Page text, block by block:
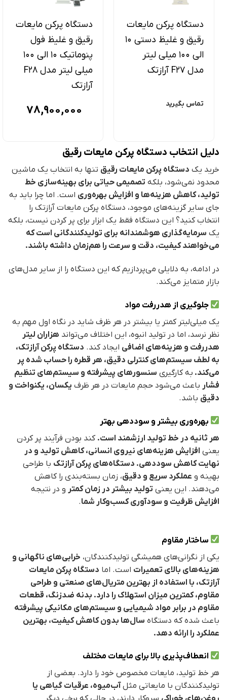
دستگاه پرکن مایعات
رقیق و غلیظ دستی 10
الی 100 میلی لیتر
مدل F27 آرازتک
تماس بگیرید
دستگاه پرکن مایعات
رقیق و غلیظ فول
پنوماتیک 10 الی 100
میلی لیتر مدل F28
آرازتک
78,900,000
دلیل انتخاب دستگاه پرکن مایعات رقیق
خرید یک دستگاه پرکن مایعات رقیق تنها به انتخاب یک ماشین
محدود نمی‌شود، بلکه تصمیمی حیاتی برای بهینه‌سازی خط
تولید، کاهش هزینه‌ها و افزایش بهره‌وری است. اما چرا باید به
جای سایر گزینه‌های موجود، دستگاه پرکن مایعات آرازتک را
انتخاب کنید؟ این دستگاه فقط یک ابزار برای پر کردن نیست، بلکه
یک سرمایه‌گذاری هوشمندانه برای تولیدکنندگانی است که
می‌خواهند کیفیت، دقت و سرعت را هم‌زمان داشته باشند.
در ادامه، به دلایلی می‌پردازیم که این دستگاه را از سایر مدل‌های
بازار متمایز می‌کند.
جلوگیری از هدررفت مواد
یک میلی‌لیتر کمتر یا بیشتر در هر ظرف شاید در نگاه اول مهم به
نظر نرسد، اما در تولید انبوه، این اختلاف می‌تواند هزاران لیتر
هدررفت و هزینه‌های اضافی ایجاد کند. دستگاه پرکن آرازتک،
به لطف سیستم‌های کنترلی دقیق، هر قطره را حساب شده پر
می‌کند. به کارگیری سنسورهای پیشرفته و سیستم‌های تنظیم
فشار باعث می‌شود حجم مایعات در هر ظرف یکسان، یکنواخت و
دقیق باشد.
بهره‌وری بیشتر و سوددهی بهتر
هر ثانیه در خط تولید ارزشمند است. کند بودن فرآیند پر کردن
یعنی افزایش هزینه‌های نیروی انسانی، کاهش تولید و در
نهایت کاهش سوددهی. دستگاه‌های پرکن آرازتک با طراحی
بهینه و عملکرد سریع و دقیق، زمان بسته‌بندی را کاهش
می‌دهند. این یعنی تولید بیشتر در زمان کمتر و در نتیجه
افزایش ظرفیت و سودآوری کسب‌وکار شما.
ساختار مقاوم
یکی از نگرانی‌های همیشگی تولیدکنندگان، خرابی‌های ناگهانی و
هزینه‌های بالای تعمیرات است. اما دستگاه پرکن مایعات
آرازتک، با استفاده از بهترین متریال‌های صنعتی و طراحی
مقاوم، کمترین میزان استهلاک را دارد. بدنه ضدزنگ، قطعات
مقاوم در برابر مواد شیمیایی و سیستم‌های مکانیکی پیشرفته
باعث شده که دستگاه سال‌ها بدون کاهش کیفیت، بهترین
عملکرد را ارائه دهد.
انعطاف‌پذیری بالا برای مایعات مختلف
هر خط تولید، مایعات مخصوص خود را دارد. بعضی از
تولیدکنندگان با مایعاتی مثلآب‌میوه، عرقیات گیاهی یا